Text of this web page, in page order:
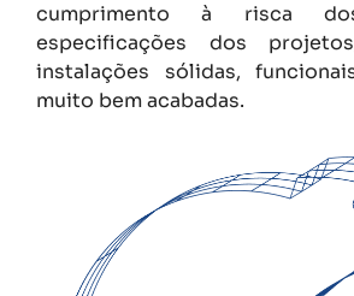
cumprimento à risca
especificações dos
instalações sólidas,
muito bem acabadas.